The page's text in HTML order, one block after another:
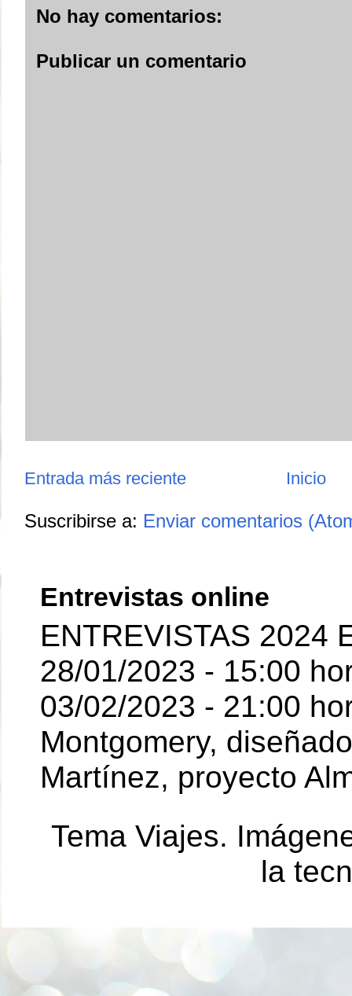
No hay comentarios:
Publicar un comentario
Entrada más reciente Inicio
Suscribirse a: Enviar comentarios
Entrevistas online
ENTREVISTAS 2024
28/01/2023 - 15:00
03/02/2023 - 21:00
Montgomery,
Martínez, proyecto
Tema Viajes.
la